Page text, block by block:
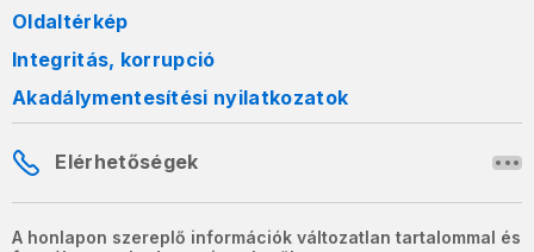
Oldaltérkép
Integritás, korrupció
Akadálymentesítési nyilatkozatok
Elérhetőségek
A honlapon szereplő információk változatlan tartalommal és